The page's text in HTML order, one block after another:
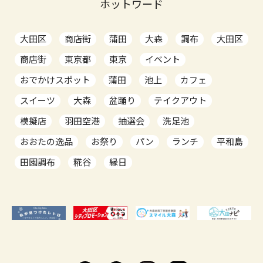
ホットワード
大田区 商店街 蒲田 大森 調布
大田区
商店街
東京都 東京
イベント
おでかけスポット
蒲田 池上
カフェ
スイーツ
大森 盆踊り
テイクアウト
模擬店
羽田空港 抽選会
洗足池
おおたの逸品
お祭り パン ランチ
平和島
田園調布
糀谷 縁日